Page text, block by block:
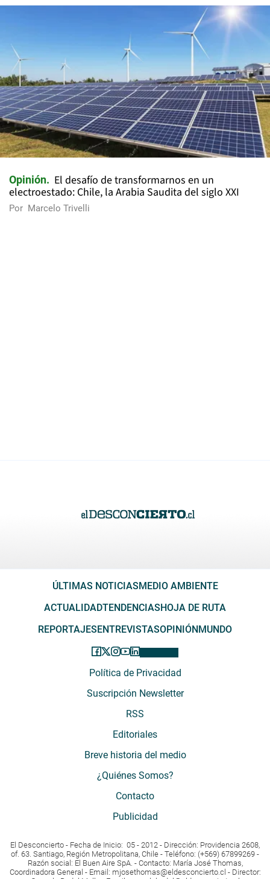
Opinión
El desafío de transformarnos en un
electroestado: Chile, la Arabia Saudita del siglo XXI
Por Marcelo Trivelli
ÚLTIMAS NOTICIASMEDIO AMBIENTE
ACTUALIDADTENDENCIASHOJA DE RUTA
REPORTAJESENTREVISTASOPINIÓNMUNDO
Política de Privacidad
Suscripción Newsletter
RSS
Editoriales
Breve historia del medio
¿Quiénes Somos?
Contacto
Publicidad
El Desconcierto - Fecha de Inicio: 05 - 2012 - Dirección: Providencia 2608,
of. 63. Santiago, Región Metropolitana, Chile - Teléfono: (+569) 67899269 -
Razón social: El Buen Aire SpA. - Contacto: María José Thomas,
Coordinadora General - Email: mjosethomas@eldesconcierto.cl - Director: